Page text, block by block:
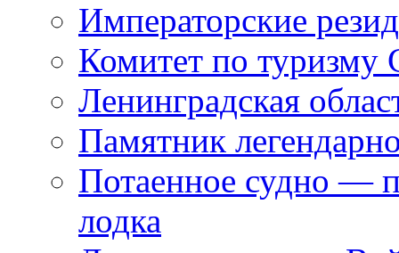
Императорские
Комитет по туризму
Ленинградская
Памятник
Потаенное судно —
лодка